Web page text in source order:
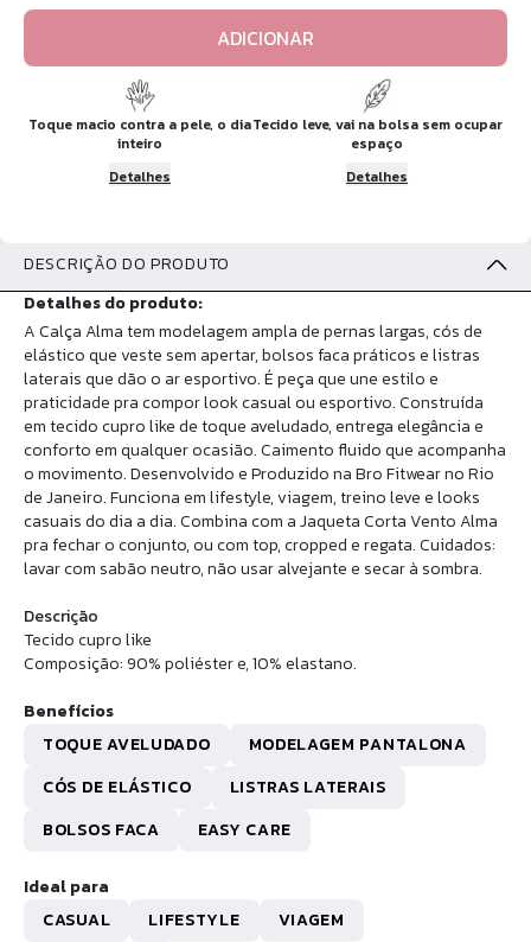
ADICIONAR
Toque macio contra a pele, o dia
inteiro
Detalhes
Tecido leve, vai na bolsa sem ocupar
espaço
Detalhes
DESCRIÇÃO DO PRODUTO
Detalhes do produto:
A Calça Alma tem modelagem ampla de pernas largas, cós de
elástico que veste sem apertar, bolsos faca práticos e listras
laterais que dão o ar esportivo. É peça que une estilo e
praticidade pra compor look casual ou esportivo. Construída
em tecido cupro like de toque aveludado, entrega elegância e
conforto em qualquer ocasião. Caimento fluido que acompanha
o movimento. Desenvolvido e Produzido na Bro Fitwear no Rio
de Janeiro. Funciona em lifestyle, viagem, treino leve e looks
casuais do dia a dia. Combina com a Jaqueta Corta Vento Alma
pra fechar o conjunto, ou com top, cropped e regata. Cuidados:
lavar com sabão neutro, não usar alvejante e secar à sombra.
Descrição
Tecido cupro like
Composição: 90% poliéster e, 10% elastano.
Benefícios
TOQUE AVELUDADO
MODELAGEM PANTALONA
CÓS DE ELÁSTICO
LISTRAS LATERAIS
BOLSOS FACA
EASY CARE
Ideal para
CASUAL
LIFESTYLE
VIAGEM